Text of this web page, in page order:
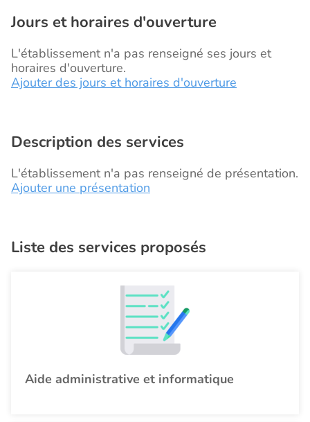
Jours et horaires d'ouverture
L'établissement n'a pas renseigné ses jours et
horaires d'ouverture.
Ajouter des jours et horaires d'ouverture
Description des services
L'établissement n'a pas renseigné de présentation.
Ajouter une présentation
Liste des services proposés
Aide administrative et informatique